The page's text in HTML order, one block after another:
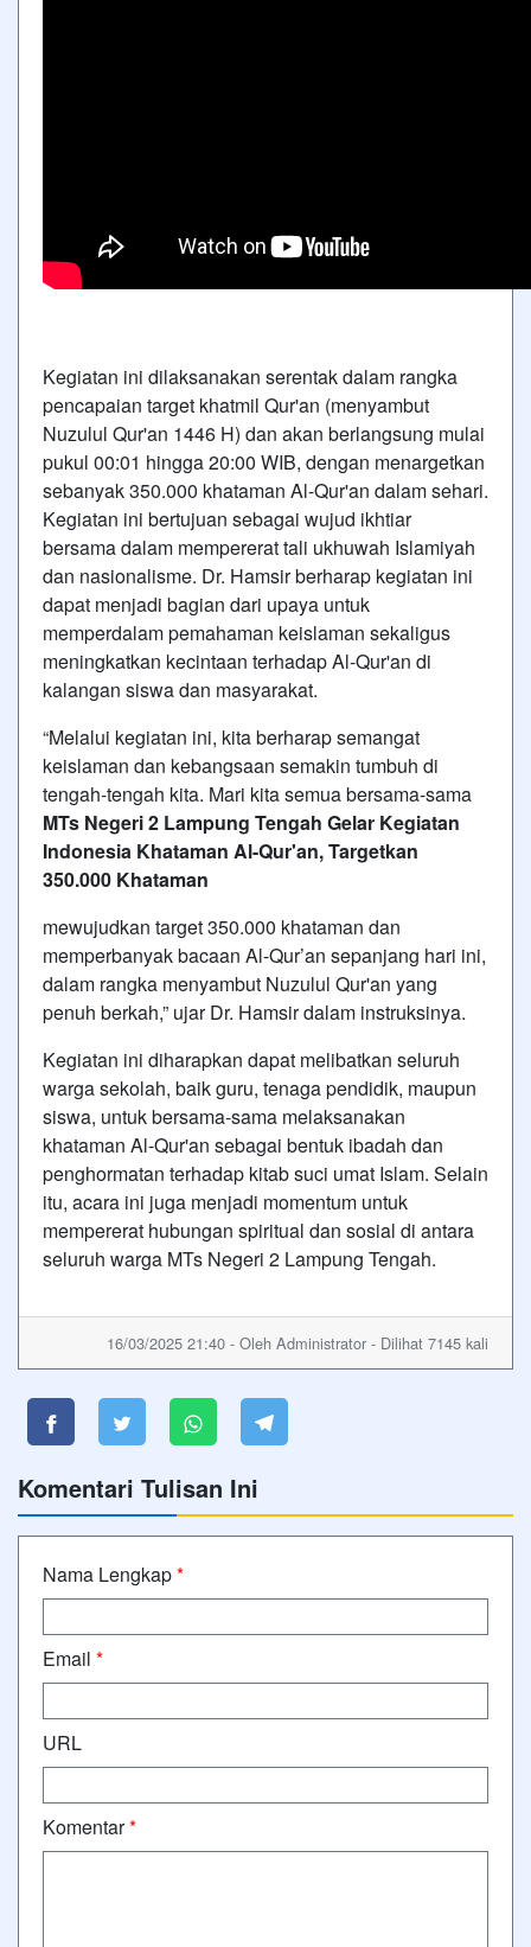
Kegiatan ini dilaksanakan serentak dalam rangka
pencapaian target khatmil Qur'an (menyambut
Nuzulul Qur'an 1446 H) dan akan berlangsung mulai
pukul 00:01 hingga 20:00 WIB, dengan menargetkan
sebanyak 350.000 khataman Al-Qur'an dalam sehari.
Kegiatan ini bertujuan sebagai wujud ikhtiar
bersama dalam mempererat tali ukhuwah Islamiyah
dan nasionalisme. Dr. Hamsir berharap kegiatan ini
dapat menjadi bagian dari upaya untuk
memperdalam pemahaman keislaman sekaligus
meningkatkan kecintaan terhadap Al-Qur'an di
kalangan siswa dan masyarakat.
“Melalui kegiatan ini, kita berharap semangat
keislaman dan kebangsaan semakin tumbuh di
tengah-tengah kita. Mari kita semua bersama-sama
MTs Negeri 2 Lampung Tengah Gelar Kegiatan
Indonesia Khataman Al-Qur'an, Targetkan
350.000 Khataman
mewujudkan target 350.000 khataman dan
memperbanyak bacaan Al-Qur’an sepanjang hari ini,
dalam rangka menyambut Nuzulul Qur'an yang
penuh berkah,” ujar Dr. Hamsir dalam instruksinya.
Kegiatan ini diharapkan dapat melibatkan seluruh
warga sekolah, baik guru, tenaga pendidik, maupun
siswa, untuk bersama-sama melaksanakan
khataman Al-Qur'an sebagai bentuk ibadah dan
penghormatan terhadap kitab suci umat Islam. Selain
itu, acara ini juga menjadi momentum untuk
mempererat hubungan spiritual dan sosial di antara
seluruh warga MTs Negeri 2 Lampung Tengah.
16/03/2025 21:40 - Oleh Administrator - Dilihat 7145 kali
Komentari Tulisan Ini
Nama Lengkap*
Email *
URL
Komentar*